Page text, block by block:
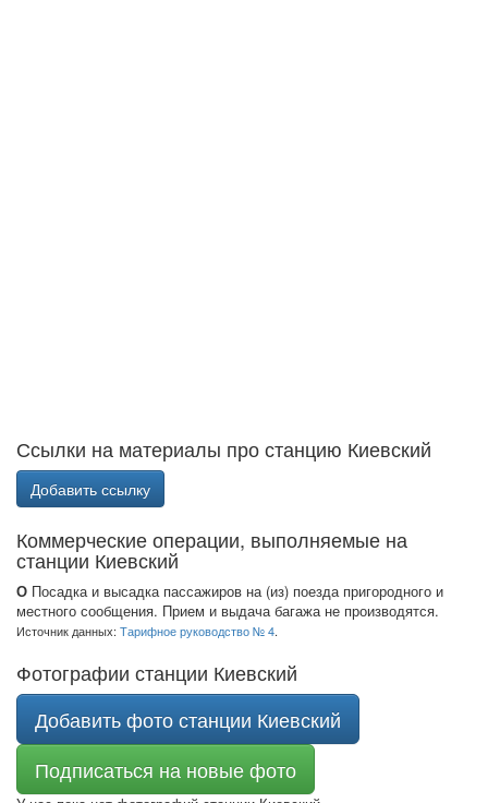
Ссылки на материалы про станцию Киевский
Добавить ссылку
Коммерческие операции, выполняемые на
станции Киевский
О Посадка и высадка пассажиров на (из) поезда пригородного и
местного сообщения. Прием и выдача багажа не производятся.
Источник данных: Тарифное руководство № 4.
Фотографии станции Киевский
Добавить фото станции Киевский
Подписаться на новые фото